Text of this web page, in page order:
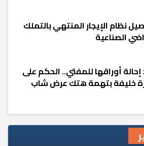
نظام الإيجار المنتهي بالتملك
الصناعية
أوراقها للمفتي.. الحكم على
خليفة بتهمة هتك عرض شاب